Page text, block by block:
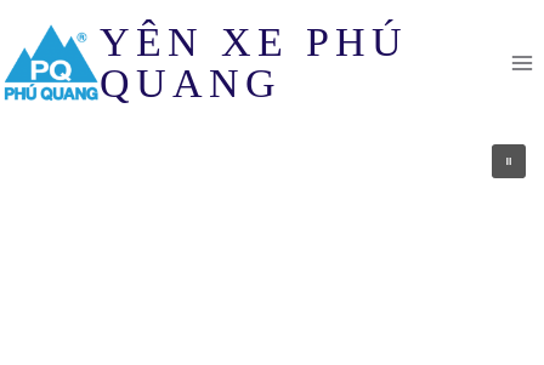
content
YÊN XE PHÚ
QUANG